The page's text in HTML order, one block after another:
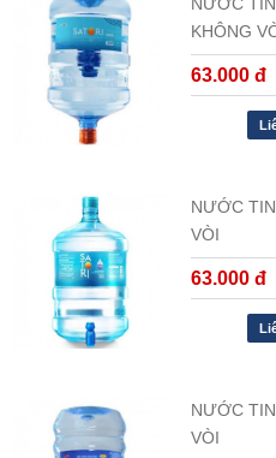
KHÔNG
63.000 đ
NƯỚC
VÒI
63.000 đ
NƯỚC
VÒI